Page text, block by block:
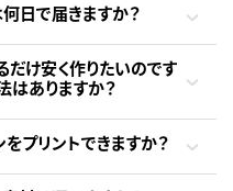
日で届きますか？
だけ安く作りたいのです
はありますか？
プリントできますか？